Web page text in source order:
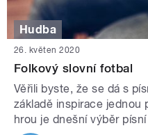
Hudba
26. květen 2020
Folkový slovní fotbal
Věřili byste, že se dá s
základě inspirace jednou
hrou je dnešní výběr